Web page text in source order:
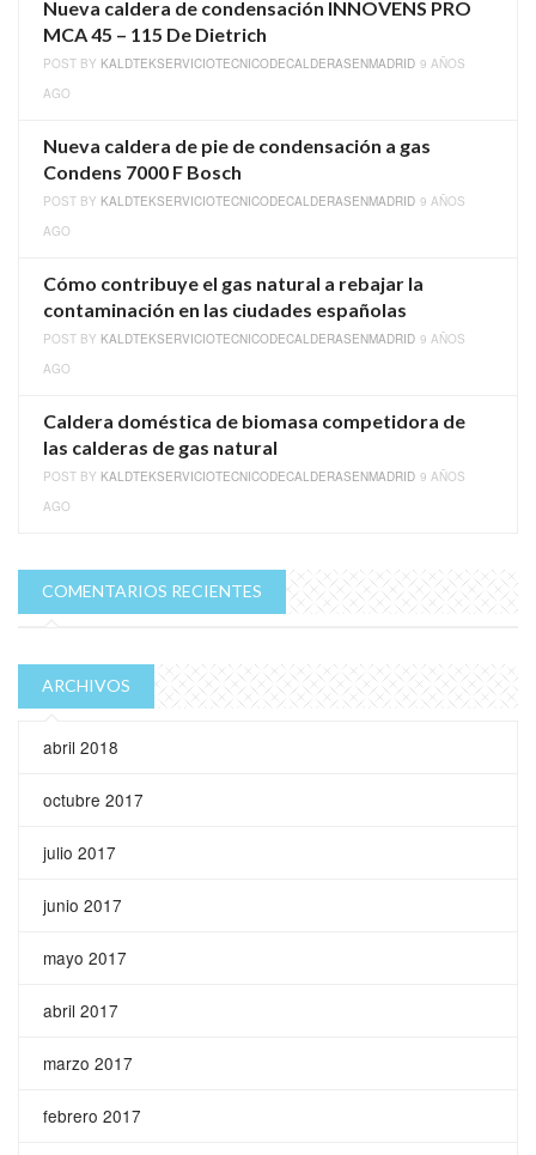
Nueva caldera de condensación INNOVENS PRO
MCA 45 – 115 De Dietrich
POST BY KALDTEKSERVICIOTECNICODECALDERASENMADRID 9 AÑOS
AGO
Nueva caldera de pie de condensación a gas
Condens 7000 F Bosch
POST BY KALDTEKSERVICIOTECNICODECALDERASENMADRID 9 AÑOS
AGO
Cómo contribuye el gas natural a rebajar la
contaminación en las ciudades españolas
POST BY KALDTEKSERVICIOTECNICODECALDERASENMADRID 9 AÑOS
AGO
Caldera doméstica de biomasa competidora de
las calderas de gas natural
POST BY KALDTEKSERVICIOTECNICODECALDERASENMADRID 9 AÑOS
AGO
COMENTARIOS RECIENTES
ARCHIVOS
abril 2018
octubre 2017
julio 2017
junio 2017
mayo 2017
abril 2017
marzo 2017
febrero 2017